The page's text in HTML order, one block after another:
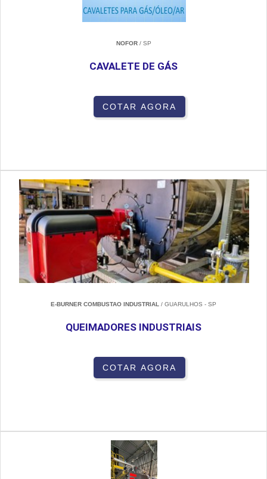
NOFOR/ SP
CAVALETE DE GÁS
COTAR AGORA
E-BURNER COMBUSTAO INDUSTRIAL / GUARULHOS - SP
QUEIMADORES INDUSTRIAIS
COTAR AGORA